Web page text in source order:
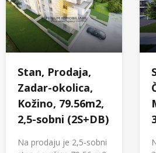
Stan, Prodaja,
Zadar-okolica,
Kožino, 79.56m2,
2,5-sobni (2S+DB)
Na prodaju je 2,5-sobni